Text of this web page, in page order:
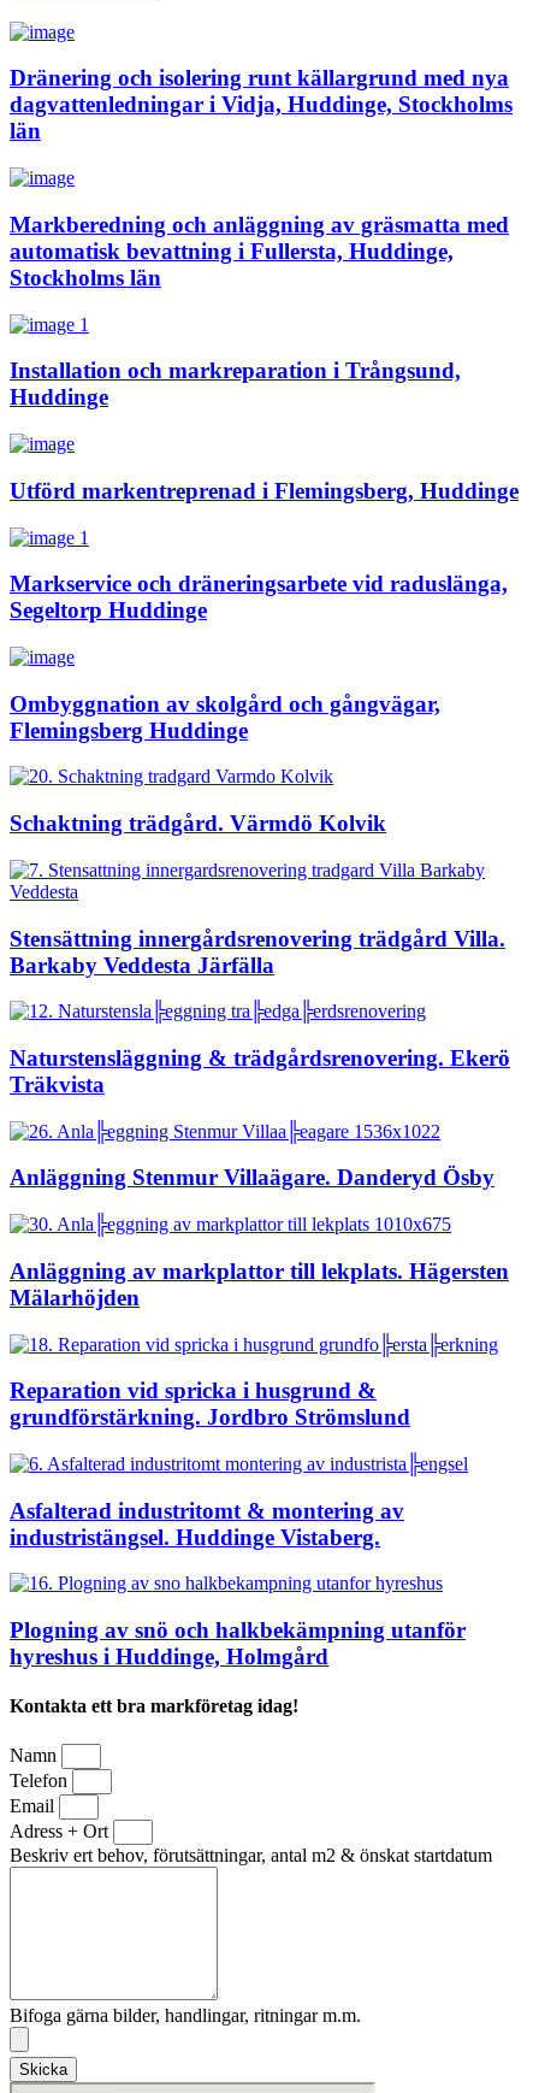
Dränering och isolering runt källargrund med nya
dagvattenledningar i Vidja, Huddinge, Stockholms
län
Markberedning och anläggning av gräsmatta med
automatisk bevattning i Fullersta, Huddinge,
Stockholms län
Installation och markreparation i Trångsund,
Huddinge
Utförd markentreprenad i Flemingsberg, Huddinge
Markservice och dräneringsarbete vid raduslänga,
Segeltorp Huddinge
Ombyggnation av skolgård och gångvägar,
Flemingsberg Huddinge
Schaktning trädgård. Värmdö Kolvik
Stensättning innergårdsrenovering trädgård Villa.
Barkaby Veddesta Järfälla
Naturstensläggning & trädgårdsrenovering. Ekerö
Träkvista
Anläggning Stenmur Villaägare. Danderyd Ösby
Anläggning av markplattor till lekplats. Hägersten
Mälarhöjden
Reparation vid spricka i husgrund &
grundförstärkning. Jordbro Strömslund
Asfalterad industritomt & montering av
industristängsel. Huddinge Vistaberg.
Plogning av snö och halkbekämpning utanför
hyreshus i Huddinge, Holmgård
Kontakta ett bra markföretag idag!
Namn
Telefon
Email
Adress + Ort
Beskriv ert behov, förutsättningar, antal m2 & önskat startdatum
Bifoga gärna bilder, handlingar, ritningar m.m.
Skicka